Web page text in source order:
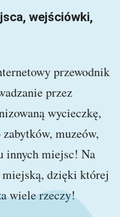
wejściówki,
przewodnik
przez
wycieczkę,
muzeów,
innych miejsc! Na
dzięki której
wiele rzeczy!